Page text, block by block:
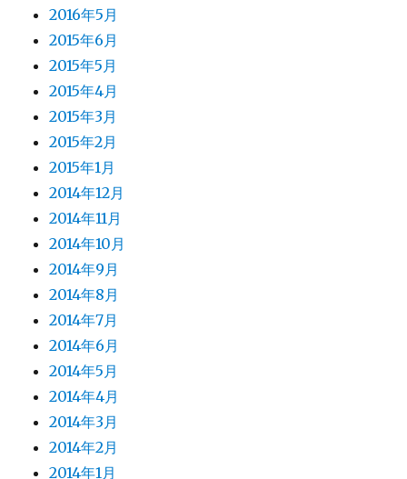
2016年5月
2015年6月
2015年5月
2015年4月
2015年3月
2015年2月
2015年1月
2014年12月
2014年11月
2014年10月
2014年9月
2014年8月
2014年7月
2014年6月
2014年5月
2014年4月
2014年3月
2014年2月
2014年1月